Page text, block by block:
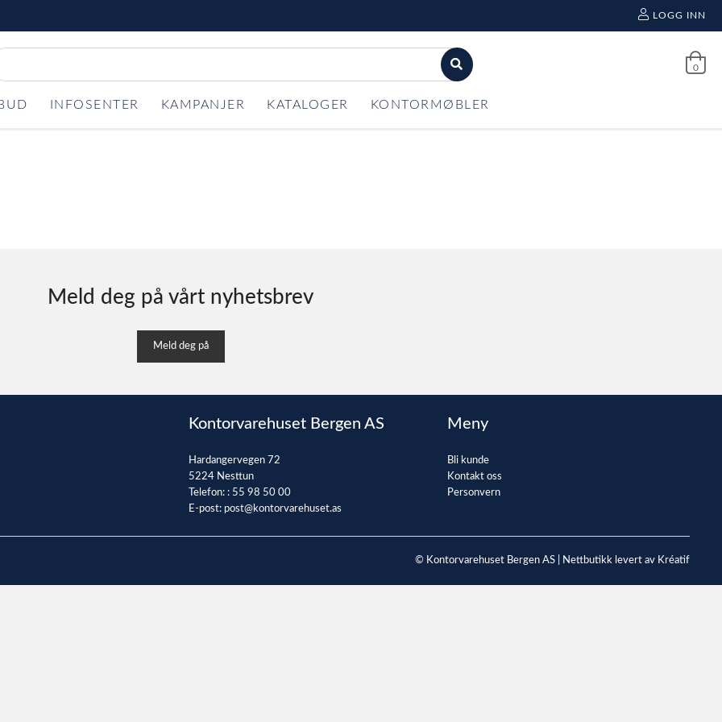
LOGG INN
0
INFOSENTER KAMPANJER KATALOGER KONTORMØBLER
Meld deg på vårt nyhetsbrev
Meld deg på
Kontorvarehuset Bergen AS
Hardangervegen 72
5224 Nesttun
Telefon: : 55 98 50 00
E-post: post@kontorvarehuset.as
Meny
Bli kunde
Kontakt oss
Personvern
© Kontorvarehuset Bergen AS | Nettbutikk levert av Kréatif